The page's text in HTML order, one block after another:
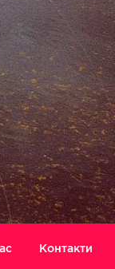
Контакти